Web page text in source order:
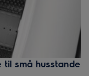
til små husstande